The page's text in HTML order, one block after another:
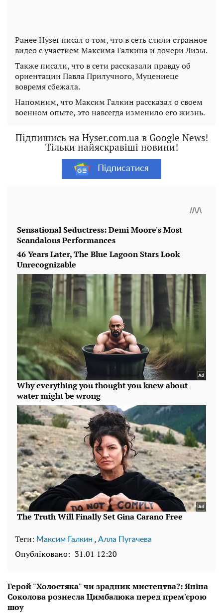
Ранее Hyser писал о том, что в сеть слили странное
видео с участием Максима Галкина и дочери Лизы.
Также писали, что в сети рассказали правду об
ориентации Павла Прилучного, Муцениеце
вовремя сбежала.
Напомним, что Максим Галкин рассказал о своем
военном опыте, это навсегда изменило его жизнь.
Підпишись на Hyser.com.ua в Google News!
Тільки найяскравіші новини!
Підписатися
Теги: Максим Галкин , Алла Пугачева
Опубліковано: 31.01 12:20
Герой "Холостяка" чи зрадник мистецтва?: Яніна
Соколова рознесла Цимбалюка перед прем'єрою
шоу